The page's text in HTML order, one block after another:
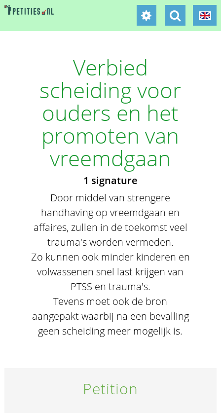
Verbied
scheiding voor
ouders en het
promoten van
vreemdgaan
1 signature
Door middel van strengere
handhaving op vreemdgaan en
affaires, zullen in de toekomst veel
trauma's worden vermeden.
Zo kunnen ook minder kinderen en
volwassenen snel last krijgen van
PTSS en trauma's.
Tevens moet ook de bron
aangepakt waarbij na een bevalling
geen scheiding meer mogelijk is.
Petition